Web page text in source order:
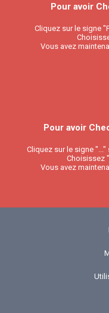
Pour avoir
Cliquez sur le signe
Vous avez
Pour avoir
Cliquez sur le signe
Choisissez
Vous avez